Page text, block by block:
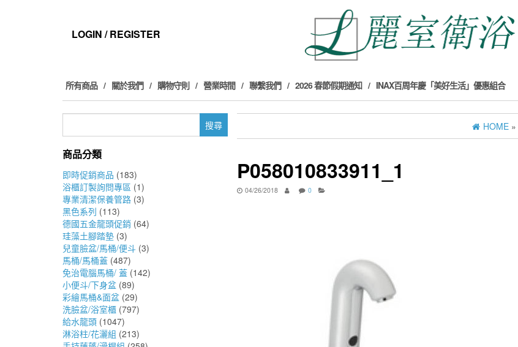
LOGIN / REGISTER
所有商品 關於我們 購物守則 營業時間 聯繫我們 2026 春節假期通知 INAX百周年慶「美好生活」優惠組合
鍵
商品分類
即時促銷商品 (183)
浴櫃訂製詢問專區 (1)
專業清潔保養管路 (3)
黑色系列 (113)
德國五金龍頭促銷 (64)
珪藻土腳踏墊 (3)
兒童臉盆/馬桶/便斗 (3)
馬桶/馬桶蓋 (487)
免治電腦馬桶/ 蓋 (142)
小便斗/下身盆 (89)
彩繪馬桶&面盆 (29)
洗臉盆/浴室櫃 (797)
給水龍頭 (1047)
淋浴柱/花灑組 (213)
HOME »
P058010833911_1
04/26/2018 0